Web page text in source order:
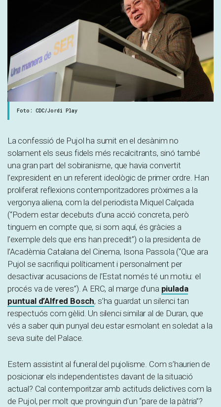
Foto: CDC/Jordi Play
La confessió de Pujol ha sumit en el desànim no
solament els seus fidels més recalcitrants, sinó també
una gran part del sobiranisme, que havia convertit
l’expresident en un referent ideològic de primer ordre. Han
proliferat reflexions contemporitzadores pròximes a la
vergonya aliena, com la del periodista Miquel Calçada
(“Podem estar decebuts d’una acció concreta, però
tinguem en compte que, si som aquí, és gràcies a
l’exemple dels que ens han precedit”) o la presidenta de
l’Acadèmia Catalana del Cinema, Isona Passola (“Que ara
Pujol se sacrifiqui políticament i personalment per
desactivar acusacions de l’Estat només té un motiu: el
procés va de veres”). A ERC, al marge d’una piulada
puntual d’Alfred Bosch, s’ha guardat un silenci tan
respectuós com gèlid. Un silenci similar al de Duran, que
vés a saber quin punyal deu estar esmolant en soledat a la
seva suite del Palace.
Estem assistint al funeral del pujolisme. Com s’haurien de
posicionar els independentistes davant de la situació
actual? Cal contemporitzar amb actituds delictives com la
de Pujol, per molt que provinguin d’un “pare de la pàtria”?